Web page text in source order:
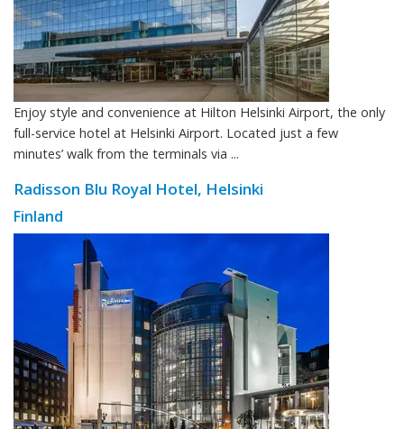
Enjoy style and convenience at Hilton Helsinki Airport, the only
full-service hotel at Helsinki Airport. Located just a few
minutes’ walk from the terminals via ...
Radisson Blu Royal Hotel, Helsinki
Finland